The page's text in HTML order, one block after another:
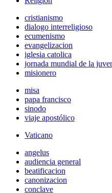
cristianismo
dialogo interreligioso
ecumenismo
evangelizacion
iglesia catolica
jornada mundial de la
misionero
misa
papa francisco
sinodo
viaje apostólico
Vaticano
angelus
audiencia general
beatificacion
canonizacion
conclave